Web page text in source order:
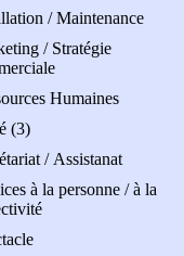
/ Maintenance
/ Stratégie
Humaines
(3)
/ Assistanat
à la personne / à la